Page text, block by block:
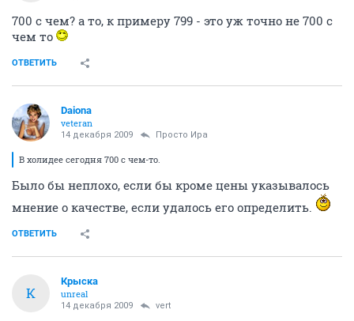
700 с чем? а то, к примеру 799 - это уж точно не 700 с
чем то
ОТВЕТИТЬ
Daiona
veteran
14 декабря 2009 Просто Ира
В холидее сегодня 700 с чем-то.
Было бы неплохо, если бы кроме цены указывалось
мнение о качестве, если удалось его определить.
ОТВЕТИТЬ
К
Крыска
unreal
14 декабря 2009 vert